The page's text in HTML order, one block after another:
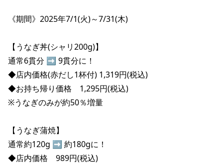
や台や
海老どて食堂
華花
業績推移
株式情報
IRライブラリトップ
決算短信
株主通信
株主総会関連資料
IRカレンダー
株価情報
株主優待
電子公告
FAQ
プライバシーポリシー
リンク集
サイトマップ
《期間》2025年7/1(火)～7/31(木)
【うなぎ丼(シャリ200g)】
通常6貫分 ➡ 9貫分に！
◆店内価格(赤だし1杯付) 1,319円(税込)
◆お持ち帰り価格　1,295円(税込)
※うなぎのみが約50％増量
【うなぎ蒲焼】
通常約120g ➡ 約180gに！
◆店内価格　989円(税込)